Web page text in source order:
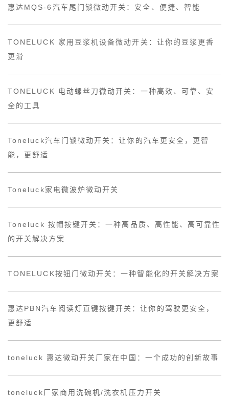
惠达MQS-6汽车尾门锁微动开关：安全、便捷、智能
TONELUCK 家用豆浆机设备微动开关：让你的豆浆更香
更滑
TONELUCK 电动螺丝刀微动开关：一种高效、可靠、安
全的工具
Toneluck汽车门锁微动开关：让你的汽车更安全，更智
能，更舒适
Toneluck家电微波炉微动开关
Toneluck 按帽按键开关：一种高品质、高性能、高可靠性
的开关解决方案
TONELUCK按钮门微动开关：一种智能化的开关解决方案
惠达PBN汽车阅读灯直键按键开关：让你的驾驶更安全，
更舒适
toneluck 惠达微动开关厂家在中国：一个成功的创新故事
toneluck厂家商用洗碗机/洗衣机压力开关